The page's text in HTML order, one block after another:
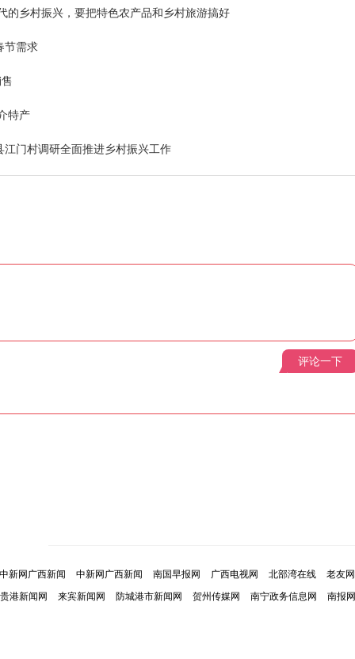
的乡村振兴，要把特色农产品和乡村旅游搞好
节需求
特产
门村调研全面推进乡村振兴工作
评论一下
中新网广西新闻 中新网广西新闻 南国早报网 广西电视网 北部湾在线 老友网
贵港新闻网 来宾新闻网 防城港市新闻网 贺州传媒网 南宁政务信息网 南报网